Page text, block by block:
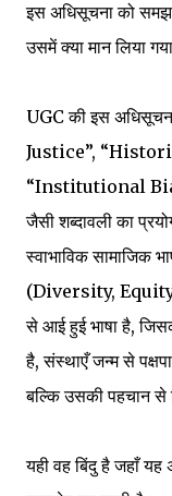
इस अधिसूचना को
उसमें क्या मान लिया
UGC की इस
Justice”,
“Institutional
जैसी शब्दावली का
स्वाभाविक सामाजिक
(Diversity,
से आई हुई भाषा है,
है, संस्थाएँ जन्म से
बल्कि उसकी पहचान से
यही वह बिंदु है जहाँ यह